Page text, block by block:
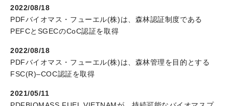
2022/08/18
PDFバイオマス・フューエル(株)は、森林認証制度である
PEFCとSGECのCoC認証を取得
2022/08/18
PDFバイオマス・フューエル(株)は、森林管理を目的とする
FSC(R)–COC認証を取得
2021/05/11